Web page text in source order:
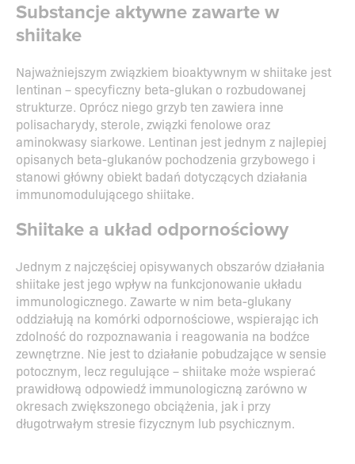
Substancje aktywne zawarte w
shiitake
Najważniejszym związkiem bioaktywnym w shiitake jest
lentinan – specyficzny beta-glukan o rozbudowanej
strukturze. Oprócz niego grzyb ten zawiera inne
polisacharydy, sterole, związki fenolowe oraz
aminokwasy siarkowe. Lentinan jest jednym z najlepiej
opisanych beta-glukanów pochodzenia grzybowego i
stanowi główny obiekt badań dotyczących działania
immunomodulującego shiitake.
Shiitake a układ odpornościowy
Jednym z najczęściej opisywanych obszarów działania
shiitake jest jego wpływ na funkcjonowanie układu
immunologicznego. Zawarte w nim beta-glukany
oddziałują na komórki odpornościowe, wspierając ich
zdolność do rozpoznawania i reagowania na bodźce
zewnętrzne. Nie jest to działanie pobudzające w sensie
potocznym, lecz regulujące – shiitake może wspierać
prawidłową odpowiedź immunologiczną zarówno w
okresach zwiększonego obciążenia, jak i przy
długotrwałym stresie fizycznym lub psychicznym.